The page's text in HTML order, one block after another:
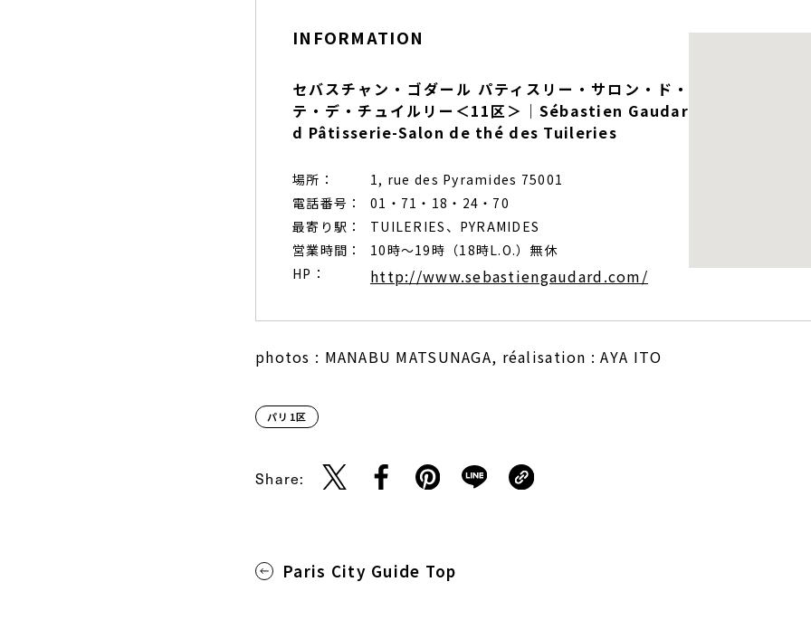
INFORMATION
セバスチャン・ゴダール パティスリー・サロン・ド・
テ・デ・チュイルリー＜11区＞｜Sébastien Gaudar
d Pâtisserie-Salon de thé des Tuileries
場所：
1, rue des Pyramides 75001
電話番号：
01・71・18・24・70
最寄り駅：
TUILERIES、PYRAMIDES
営業時間：
10時〜19時（18時L.O.）無休
HP：
http://www.sebastiengaudard.com/
photos : MANABU MATSUNAGA, réalisation : AYA ITO
パリ1区
Share:
Paris City Guide Top